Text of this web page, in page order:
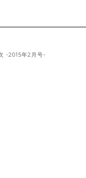
-2015年2月号-